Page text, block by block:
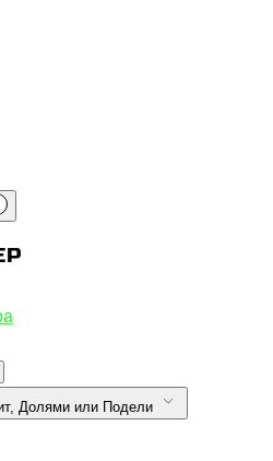
4 × 2940 ₽ в Сплит, Долями или Подели